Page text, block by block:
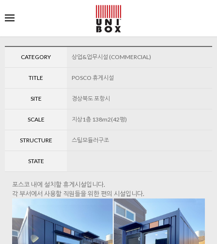
CATEGORY 상업&업무시설 (COMMERCIAL)
TITLE POSCO 휴게시설
SITE 경상북도 포항시
SCALE 지상1층 138m2(42평)
STRUCTURE 스틸모듈러구조
STATE
포스코 내에 설치할 휴게시설입니다.
각 부서에서 사용할 직원들을 위한 편의 시설입니다.